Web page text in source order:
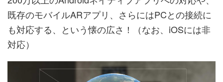
既存のモバイルARアプリ、さらにはPCとの接続に
も対応する、という懐の広さ！（なお、iOSには非
対応）